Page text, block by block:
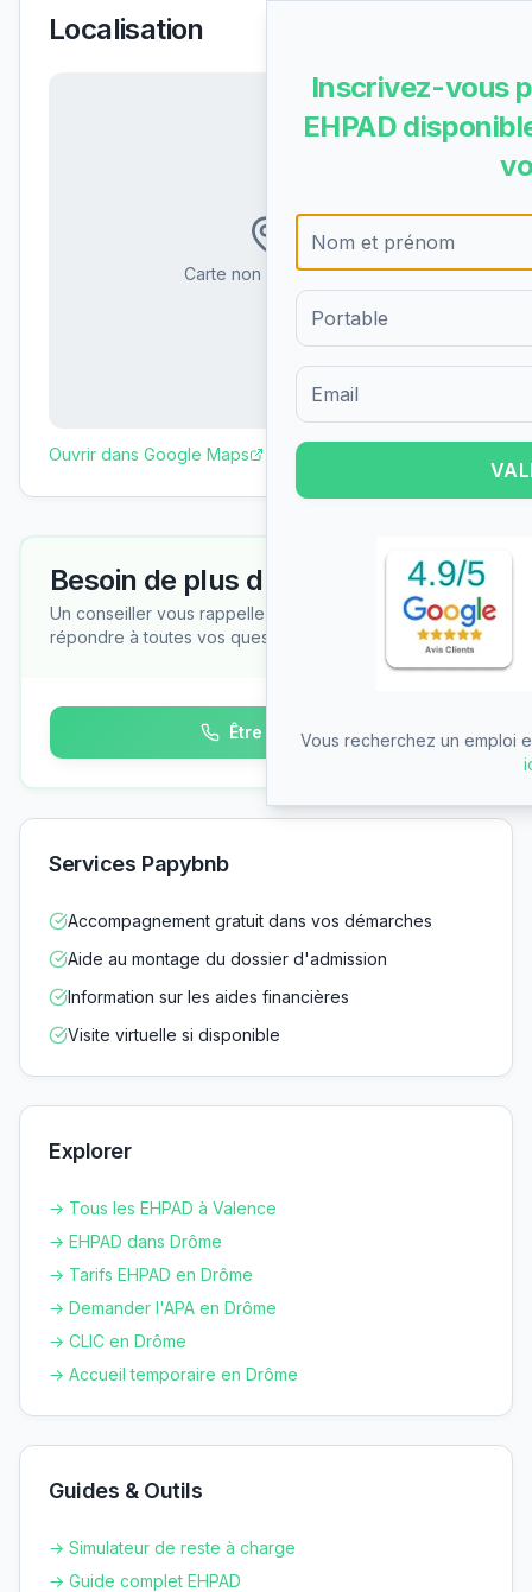
Localisation
Carte non disponible
Ouvrir dans Google Maps
Besoin de plus d'informations ?
Un conseiller vous rappelle gratuitement pour
répondre à toutes vos questions
Être rappelé
Services Papybnb
Accompagnement gratuit dans vos démarches
Aide au montage du dossier d'admission
Information sur les aides financières
Visite virtuelle si disponible
Explorer
→ Tous les EHPAD à Valence
→ EHPAD dans Drôme
→ Tarifs EHPAD en Drôme
→ Demander l'APA en Drôme
→ CLIC en Drôme
→ Accueil temporaire en Drôme
Guides & Outils
→ Simulateur de reste à charge
→ Guide complet EHPAD
Inscrivez-vous
EHPAD
Formulaire d'inscription pour
Vous recherchez un emploi